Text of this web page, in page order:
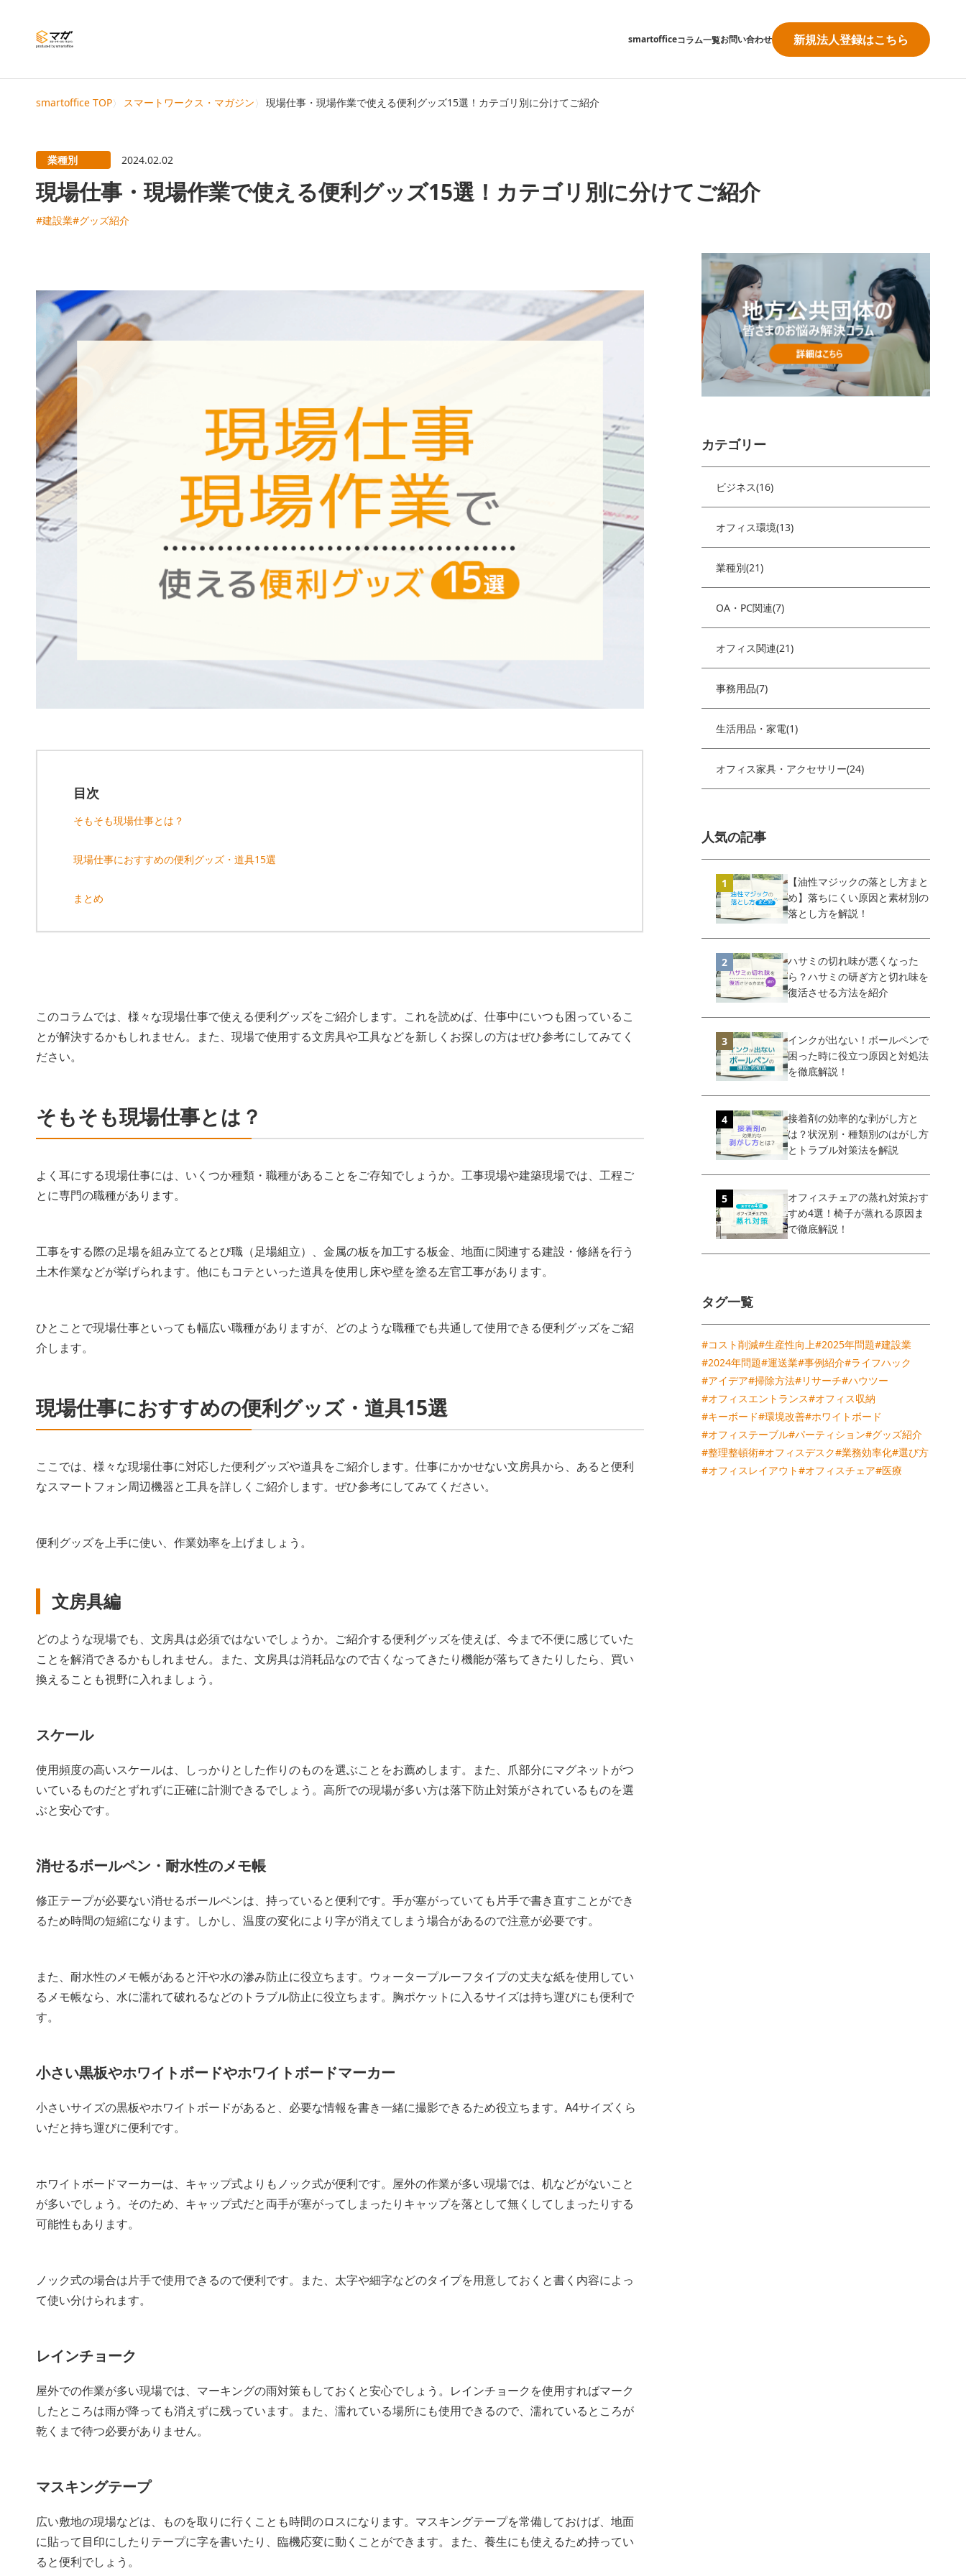
smartofficeコラム一覧お問い合わせ 新規法人登録はこちら
smartoffice TOP スマートワークス・マガジン 現場仕事・現場作業で使える便利グッズ15選！カテゴリ別に分けてご紹介
業種別 2024.02.02
現場仕事・現場作業で使える便利グッズ15選！カテゴリ別に分けてご紹介
#建設業#グッズ紹介
目次
そもそも現場仕事とは？
現場仕事におすすめの便利グッズ・道具15選
まとめ
このコラムでは、様々な現場仕事で使える便利グッズをご紹介します。これを読めば、仕事中にいつも困っているこ
とが解決するかもしれません。また、現場で使用する文房具や工具などを新しくお探しの方はぜひ参考にしてみてく
ださい。
そもそも現場仕事とは？
よく耳にする現場仕事には、いくつか種類・職種があることをご存知でしょうか。工事現場や建築現場では、工程ご
とに専門の職種があります。
工事をする際の足場を組み立てるとび職（足場組立）、金属の板を加工する板金、地面に関連する建設・修繕を行う
土木作業などが挙げられます。他にもコテといった道具を使用し床や壁を塗る左官工事があります。
ひとことで現場仕事といっても幅広い職種がありますが、どのような職種でも共通して使用できる便利グッズをご紹
介します。
現場仕事におすすめの便利グッズ・道具15選
ここでは、様々な現場仕事に対応した便利グッズや道具をご紹介します。仕事にかかせない文房具から、あると便利
なスマートフォン周辺機器と工具を詳しくご紹介します。ぜひ参考にしてみてください。
便利グッズを上手に使い、作業効率を上げましょう。
文房具編
どのような現場でも、文房具は必須ではないでしょうか。ご紹介する便利グッズを使えば、今まで不便に感じていた
ことを解消できるかもしれません。また、文房具は消耗品なので古くなってきたり機能が落ちてきたりしたら、買い
換えることも視野に入れましょう。
スケール
使用頻度の高いスケールは、しっかりとした作りのものを選ぶことをお薦めします。また、爪部分にマグネットがつ
いているものだとずれずに正確に計測できるでしょう。高所での現場が多い方は落下防止対策がされているものを選
ぶと安心です。
消せるボールペン・耐水性のメモ帳
修正テープが必要ない消せるボールペンは、持っていると便利です。手が塞がっていても片手で書き直すことができ
るため時間の短縮になります。しかし、温度の変化により字が消えてしまう場合があるので注意が必要です。
また、耐水性のメモ帳があると汗や水の滲み防止に役立ちます。ウォータープルーフタイプの丈夫な紙を使用してい
るメモ帳なら、水に濡れて破れるなどのトラブル防止に役立ちます。胸ポケットに入るサイズは持ち運びにも便利で
す。
小さい黒板やホワイトボードやホワイトボードマーカー
小さいサイズの黒板やホワイトボードがあると、必要な情報を書き一緒に撮影できるため役立ちます。A4サイズくら
いだと持ち運びに便利です。
ホワイトボードマーカーは、キャップ式よりもノック式が便利です。屋外の作業が多い現場では、机などがないこと
が多いでしょう。そのため、キャップ式だと両手が塞がってしまったりキャップを落として無くしてしまったりする
可能性もあります。
ノック式の場合は片手で使用できるので便利です。また、太字や細字などのタイプを用意しておくと書く内容によっ
て使い分けられます。
レインチョーク
屋外での作業が多い現場では、マーキングの雨対策もしておくと安心でしょう。レインチョークを使用すればマーク
したところは雨が降っても消えずに残っています。また、濡れている場所にも使用できるので、濡れているところが
乾くまで待つ必要がありません。
マスキングテープ
広い敷地の現場などは、ものを取りに行くことも時間のロスになります。マスキングテープを常備しておけば、地面
に貼って目印にしたりテープに字を書いたり、臨機応変に動くことができます。また、養生にも使えるため持ってい
ると便利でしょう。
カテゴリー
ビジネス(16)
オフィス環境(13)
業種別(21)
OA・PC関連(7)
オフィス関連(21)
事務用品(7)
生活用品・家電(1)
オフィス家具・アクセサリー(24)
人気の記事
【油性マジックの落とし方まと
め】落ちにくい原因と素材別の
落とし方を解説！
ハサミの切れ味が悪くなった
ら？ハサミの研ぎ方と切れ味を
復活させる方法を紹介
インクが出ない！ボールペンで
困った時に役立つ原因と対処法
を徹底解説！
接着剤の効率的な剥がし方と
は？状況別・種類別のはがし方
とトラブル対策法を解説
オフィスチェアの蒸れ対策おす
すめ4選！椅子が蒸れる原因ま
で徹底解説！
タグ一覧
#コスト削減#生産性向上#2025年問題#建設業
#2024年問題#運送業#事例紹介#ライフハック
#アイデア#掃除方法#リサーチ#ハウツー
#オフィスエントランス#オフィス収納
#キーボード#環境改善#ホワイトボード
#オフィステーブル#パーティション#グッズ紹介
#整理整頓術#オフィスデスク#業務効率化#選び方
#オフィスレイアウト#オフィスチェア#医療